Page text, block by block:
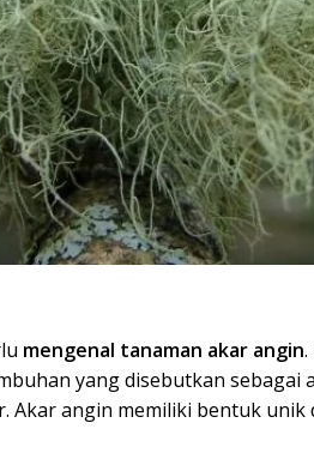
mengenal tanaman akar angin
yang disebutkan sebagai
Akar angin memiliki bentuk unik